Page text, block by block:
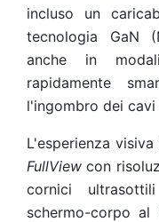
incluso un
tecnologia GaN
anche in
rapidamente
l'ingombro dei
L'esperienza
FullView con
cornici
schermo-corpo